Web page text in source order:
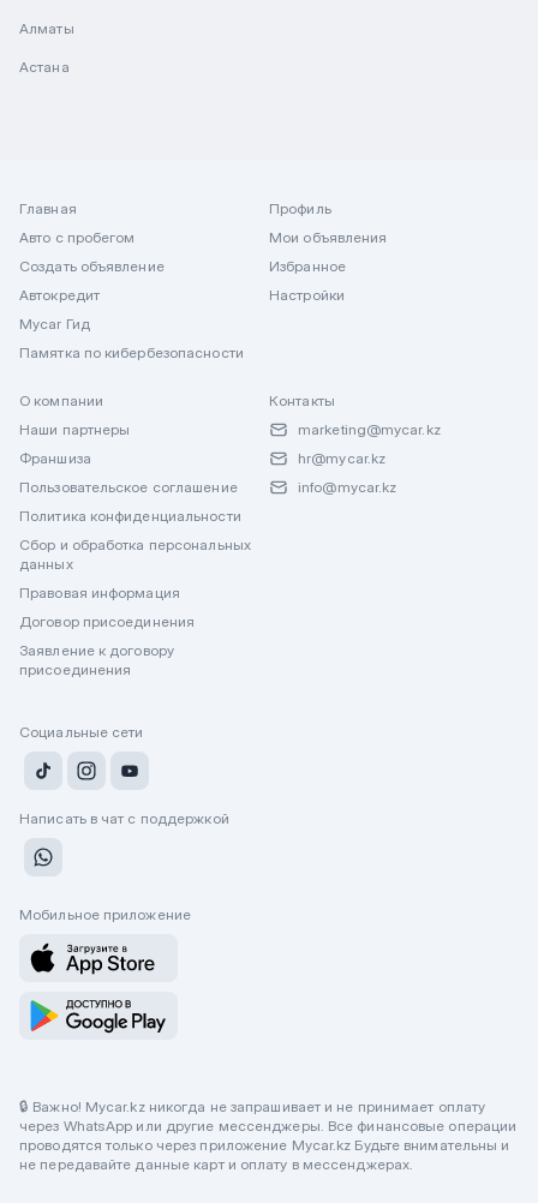
Алматы
Астана
Главная
Авто с пробегом
Создать объявление
Автокредит
Mycar Гид
Памятка по кибербезопасности
Профиль
Мои объявления
Избранное
Настройки
О компании
Наши партнеры
Франшиза
Пользовательское соглашение
Политика конфиденциальности
Сбор и обработка персональных
данных
Правовая информация
Договор присоединения
Заявление к договору
присоединения
Контакты
marketing@mycar.kz
hr@mycar.kz
info@mycar.kz
Социальные сети
Написать в чат с поддержкой
Мобильное приложение
🔒 Важно! Mycar.kz никогда не запрашивает и не принимает оплату
через WhatsApp или другие мессенджеры. Все финансовые операции
проводятся только через приложение Mycar.kz Будьте внимательны и
не передавайте данные карт и оплату в мессенджерах.